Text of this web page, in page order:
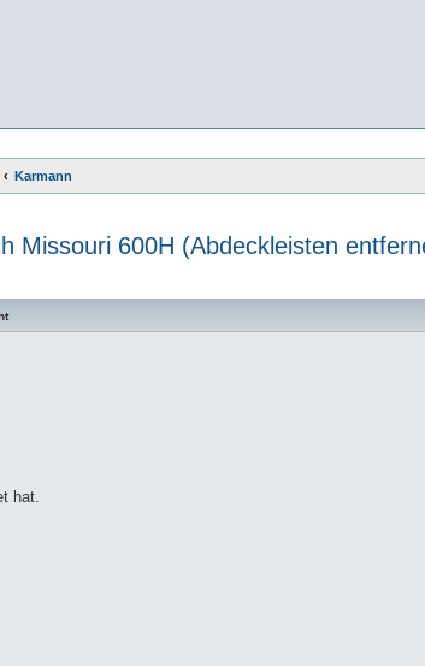
Karmann
Missouri 600H (Abdeckleisten
hat.